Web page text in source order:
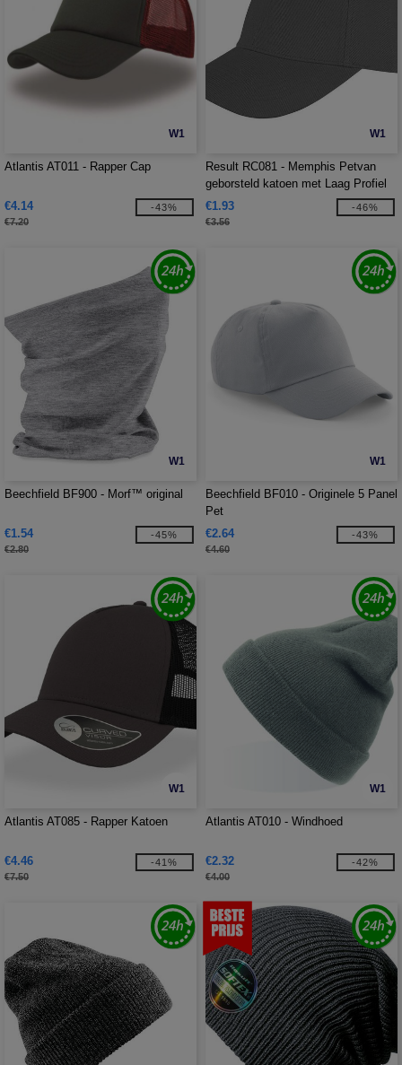
W1
Atlantis AT011 - Rapper Cap
€4.14
€7.20
-43%
W1
Result RC081 - Memphis Petvan
geborsteld katoen met Laag Profiel
€1.93
€3.56
-46%
W1
Beechfield BF900 - Morf™ original
€1.54
€2.80
-45%
W1
Beechfield BF010 - Originele 5 Panel
Pet
€2.64
€4.60
-43%
W1
Atlantis AT085 - Rapper Katoen
€4.46
€7.50
-41%
W1
Atlantis AT010 - Windhoed
€2.32
€4.00
-42%